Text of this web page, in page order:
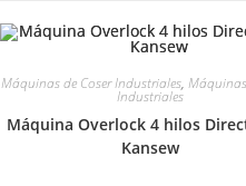
Máquinas de Coser Industriales,
Industriales
Máquina Overlock 4 hilos
Kansew